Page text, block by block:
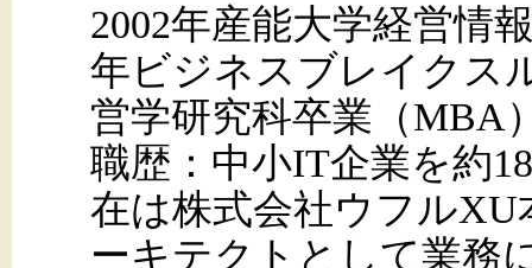
2002年産能大学経営情
年ビジネスブレイクス
営学研究科卒業（MBA
職歴：中小IT企業を約
在は株式会社ウフル
ーキテクトとして業務